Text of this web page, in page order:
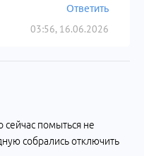
03:56, 16.06.2026
Ответить
сейчас помыться не
собрались отключить